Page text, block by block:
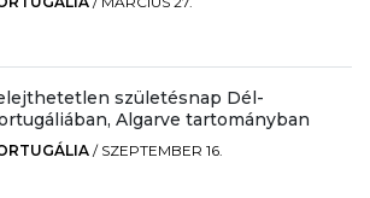
születésnap Dél-
Algarve tartományban
/ SZEPTEMBER 16.